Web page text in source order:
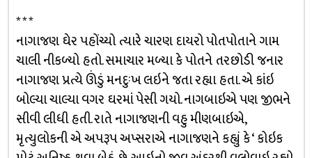
* * *
નાગાજણ ઘેર પહોંચ્યો ત્યારે ચારણ દાયરો પોતપોતાને ગામ
ચાલી નીકળ્યો હતો. સમાચાર મળ્યા કે પોતને તરછોડી જનાર
નાગાજણ પ્રત્યે ઊંડું મનદુઃખ લઇને જતા રહ્યા હતા. એ કાંઇ
બોલ્યા ચાલ્યા વગર ઘરમાં પેસી ગયો. નાગબાઇએ પણ જીભને
સીવી લીધી હતી. રાતે નાગાજણની વહુ મીણબાઇએ,
મૃત્યુલોકની એ અપરૂપ અપ્સરાએ નાગાજણને કહ્યું કે ‘ કોઇક